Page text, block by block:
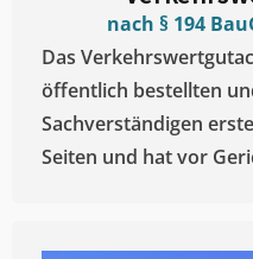
nach § 194
Das
öffentlich bestellten
Sachverständigen
Seiten und hat vor